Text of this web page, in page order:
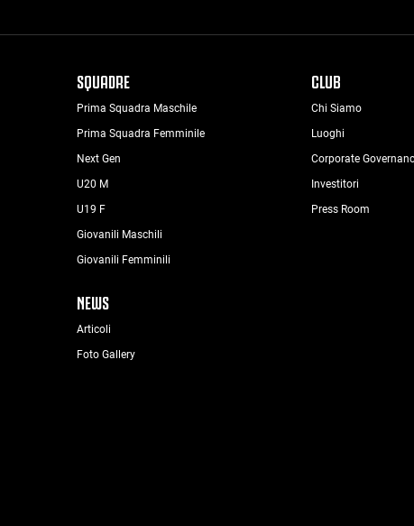
SQUADRE
Prima Squadra Maschile
Prima Squadra Femminile
Next Gen
U20 M
U19 F
Giovanili Maschili
Giovanili Femminili
CLUB
Chi Siamo
Luoghi
Corporate
Investitori
Press Room
NEWS
Articoli
Foto Gallery